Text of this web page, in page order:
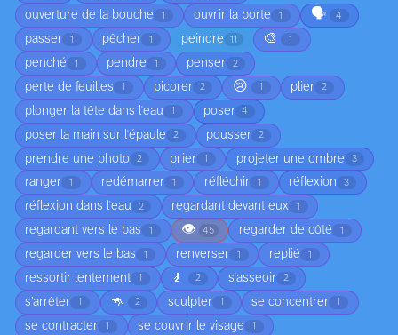
ouverture de la bouche 1 ouvrir la porte 1 🗣️ 4
passer 1 pêcher 1 peindre 11 🎨 1
penché 1 pendre 1 penser 2
perte de feuilles 1 picorer 2 😢 1 plier 2
plonger la tête dans l'eau 1 poser 4
poser la main sur l'épaule 2 pousser 2
prendre une photo 2 prier 1 projeter une ombre 3
ranger 1 redémarrer 1 réfléchir 1 réflexion 3
réflexion dans l'eau 2 regardant devant eux 1
regardant vers le bas 1 👁️ 45 regarder de côté 1
regarder vers le bas 1 renverser 1 replié 1
ressortir lentement 1 🧎 2 s'asseoir 2
s’arrêter 1 🦘 2 sculpter 1 se concentrer 1
se contracter 1 se couvrir le visage 1